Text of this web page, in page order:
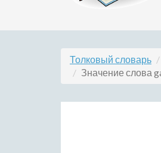
Толковый словарь
Значение слова